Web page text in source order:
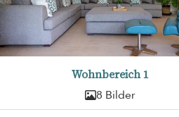
Wohnbereich 1
8 Bilder